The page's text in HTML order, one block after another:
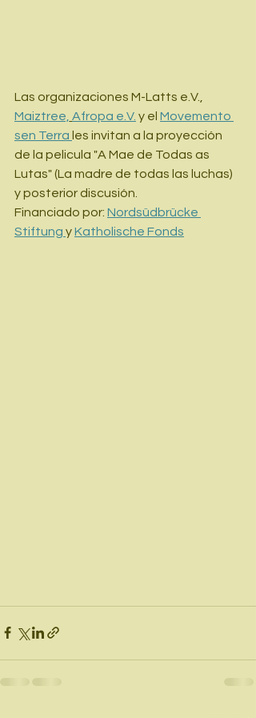
Las organizaciones M-Latts e.V.,
Maiztree, Afropa e.V. y el Movemento
sen Terra les invitan a la proyección
de la pelicula "A Mae de Todas as
Lutas" (La madre de todas las luchas)
y posterior discusión.
Financiado por: Nordsüdbrücke
Stiftung y Katholische Fonds